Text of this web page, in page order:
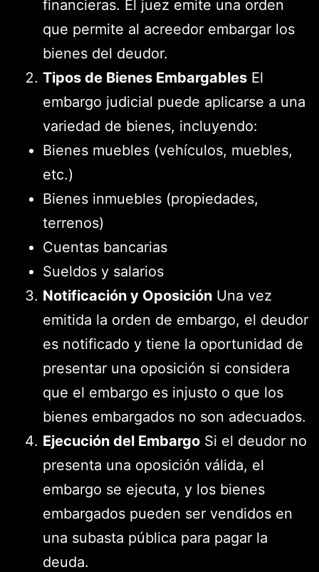
financieras. El juez emite una orden
que permite al acreedor embargar los
bienes del deudor.
Tipos de Bienes Embargables El
embargo judicial puede aplicarse a una
variedad de bienes, incluyendo:
Bienes muebles (vehículos, muebles,
etc.)
Bienes inmuebles (propiedades,
terrenos)
Cuentas bancarias
Sueldos y salarios
Notificación y Oposición Una vez
emitida la orden de embargo, el deudor
es notificado y tiene la oportunidad de
presentar una oposición si considera
que el embargo es injusto o que los
bienes embargados no son adecuados.
Ejecución del Embargo Si el deudor no
presenta una oposición válida, el
embargo se ejecuta, y los bienes
embargados pueden ser vendidos en
una subasta pública para pagar la
deuda.